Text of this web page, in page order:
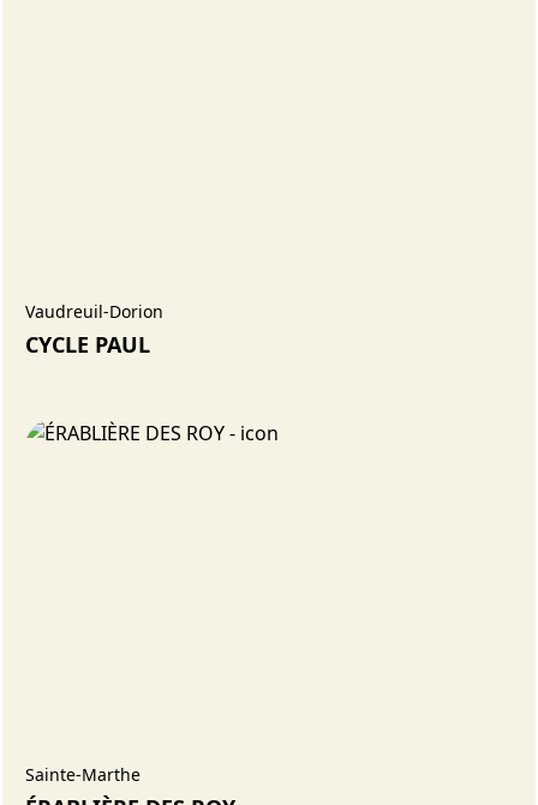
Vaudreuil-Dorion
CYCLE PAUL
Sainte-Marthe